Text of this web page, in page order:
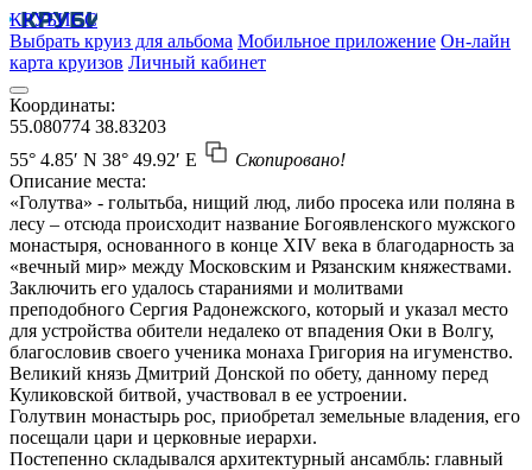
КРУБИСС
Выбрать круиз для альбома Мобильное приложение Он-лайн
карта круизов Личный кабинет
Координаты:
55.080774 38.83203
55° 4.85′ N 38° 49.92′ E
Скопировано!
Описание места:
«Голутва» - голытьба, нищий люд, либо просека или поляна в
лесу – отсюда происходит название Богоявленского мужского
монастыря, основанного в конце XIV века в благодарность за
«вечный мир» между Московским и Рязанским княжествами.
Заключить его удалось стараниями и молитвами
преподобного Сергия Радонежского, который и указал место
для устройства обители недалеко от впадения Оки в Волгу,
благословив своего ученика монаха Григория на игуменство.
Великий князь Дмитрий Донской по обету, данному перед
Куликовской битвой, участвовал в ее устроении.
Голутвин монастырь рос, приобретал земельные владения, его
посещали цари и церковные иерархи.
Постепенно складывался архитектурный ансамбль: главный